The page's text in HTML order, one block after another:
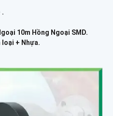
.
10m Hồng Ngoại SMD.
loại + Nhựa.